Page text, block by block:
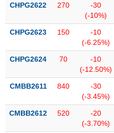
CHPG2622 270
-30
(-10%)
CHPG2623 150
-10
(-6.25%)
CHPG2624 70
-10
(-12.50%)
CMBB2611 840
-30
(-3.45%)
CMBB2612 520
-20
(-3.70%)
TIN